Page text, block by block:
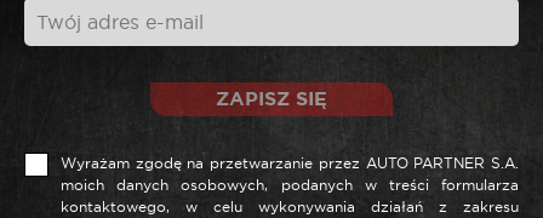
ZAPISZ SIĘ
Wyrażam zgodę na przetwarzanie przez AUTO PARTNER S.A.
moich danych osobowych, podanych w treści formularza
kontaktowego, w celu wykonywania działań z zakresu